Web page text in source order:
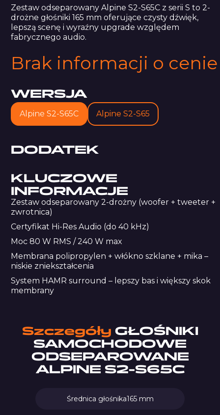
Zestaw odseparowany Alpine S2-S65C z serii S to 2-
drożne głośniki 165 mm oferujące czysty dźwięk,
lepszą scenę i wyraźny upgrade względem
fabrycznego audio.
Brak informacji o cenie
WERSJA
Alpine S2-S65C Alpine S2-S65
DODATEK
KLUCZOWE
INFORMACJE
Zestaw odseparowany 2-drożny (woofer + tweeter +
zwrotnica)
Certyfikat Hi-Res Audio (do 40 kHz)
Moc 80 W RMS / 240 W max
Membrana polipropylen + włókno szklane + mika –
niskie zniekształcenia
System HAMR surround – lepszy bas i większy skok
membrany
Szczegóły GŁOŚNIKI
SAMOCHODOWE
ODSEPAROWANE
ALPINE S2-S65C
Średnica głośnika165 mm